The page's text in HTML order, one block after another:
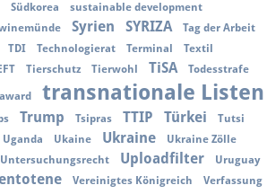
Südkorea sustainable development
Syrien SYRIZA
Tag der Arbeit
TDI Technologierat Terminal Textil
Tierschutz Tierwohl TiSA Todesstrafe
transnationale Listen
Trump Tsipras TTIP Türkei
Tutsi
Uganda Ukaine Ukraine Ukraine Zölle
Untersuchungsrecht Uploadfilter Uruguay
Vereinigtes Königreich
Verfassung